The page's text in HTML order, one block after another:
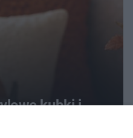
kubki i
cenach